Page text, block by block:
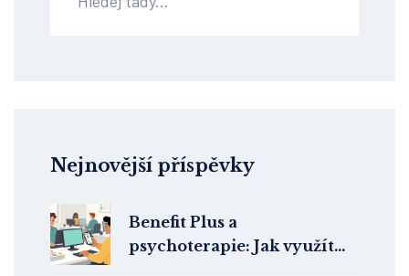
Nejnovější příspěvky
Benefit Plus a
psychoterapie: Jak využít